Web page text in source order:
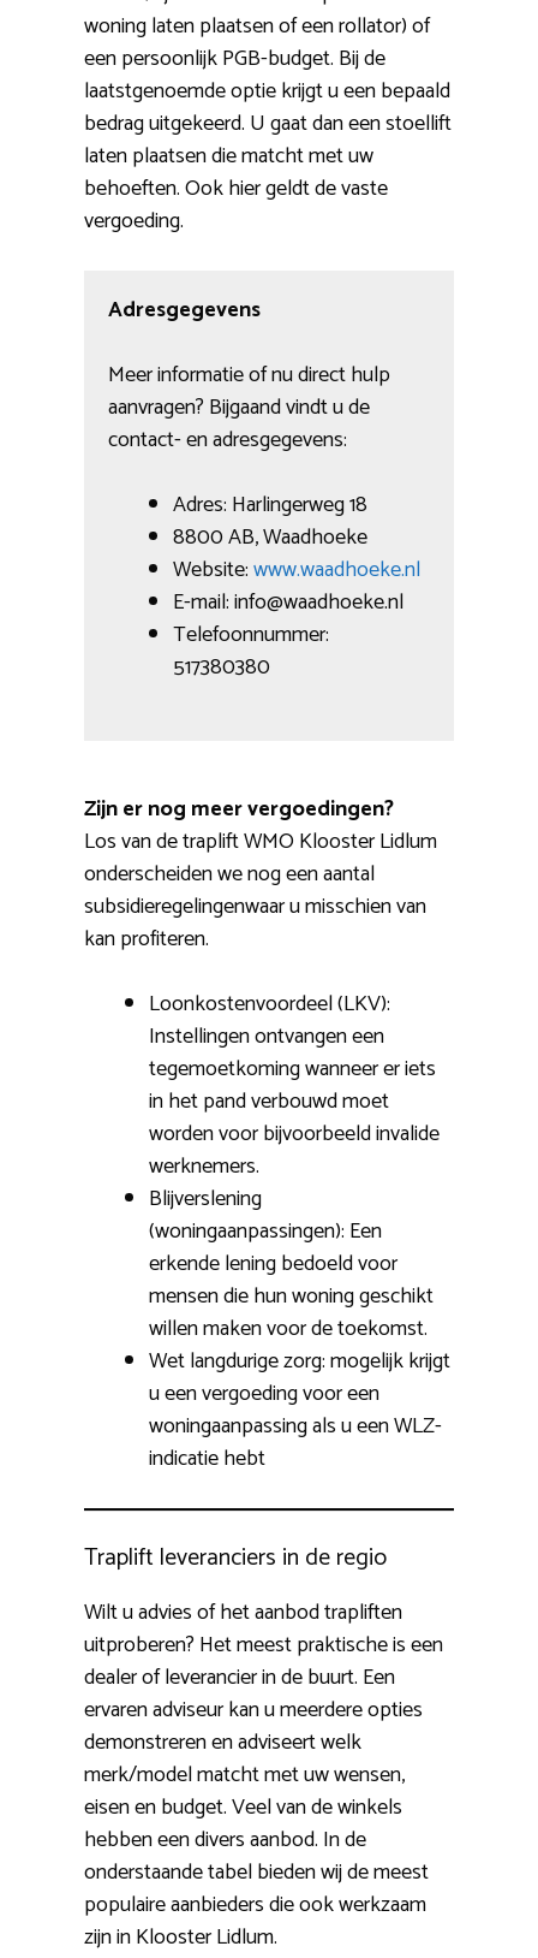
woning laten plaatsen of een rollator) of
een persoonlijk PGB-budget. Bij de
laatstgenoemde optie krijgt u een bepaald
bedrag uitgekeerd. U gaat dan een stoellift
laten plaatsen die matcht met uw
behoeften. Ook hier geldt de vaste
vergoeding.
Adresgegevens
Meer informatie of nu direct hulp
aanvragen? Bijgaand vindt u de
contact- en adresgegevens:
Adres: Harlingerweg 18
8800 AB, Waadhoeke
Website:www.waadhoeke.nl
E-mail: info@waadhoeke.nl
Telefoonnummer:
517380380
Zijn er nog meer vergoedingen?
Los van de traplift WMO Klooster Lidlum
onderscheiden we nog een aantal
subsidieregelingenwaar u misschien van
kan profiteren.
Loonkostenvoordeel (LKV):
Instellingen ontvangen een
tegemoetkoming wanneer er iets
in het pand verbouwd moet
worden voor bijvoorbeeld invalide
werknemers.
Blijverslening
(woningaanpassingen): Een
erkende lening bedoeld voor
mensen die hun woning geschikt
willen maken voor de toekomst.
Wet langdurige zorg: mogelijk krijgt
u een vergoeding voor een
woningaanpassing als u een WLZ-
indicatie hebt
Traplift leveranciers in de regio
Wilt u advies of het aanbod trapliften
uitproberen? Het meest praktische is een
dealer of leverancier in de buurt. Een
ervaren adviseur kan u meerdere opties
demonstreren en adviseert welk
merk/model matcht met uw wensen,
eisen en budget. Veel van de winkels
hebben een divers aanbod. In de
onderstaande tabel bieden wij de meest
populaire aanbieders die ook werkzaam
zijn in Klooster Lidlum.